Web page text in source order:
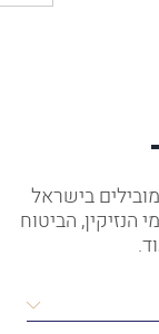
בישראל
דין בתחומי הנזיקין, הביטוח